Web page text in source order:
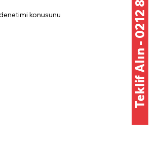
konusunu